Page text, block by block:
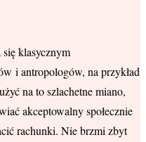
klasycznym
i antropologów, na przykład
na to szlachetne miano,
akceptowalny społecznie
rachunki. Nie brzmi zbyt